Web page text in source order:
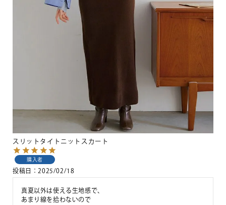
スリットタイトニットスカート
購入者
投稿日 2025/02/18
真夏以外は使える生地感で、
あまり線を拾わないので